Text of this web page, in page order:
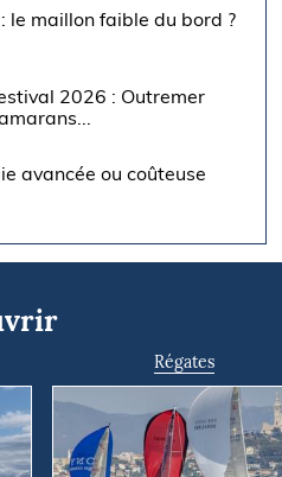
le maillon faible du bord ?
2026 : Outremer
avancée ou coûteuse
Régates